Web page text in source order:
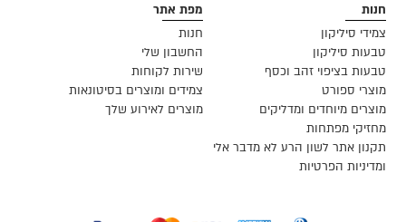
חנות
צמידי סיליקון
טבעות סיליקון
טבעות בציפוי זהב וכסף
מוצרי ספורט
מוצרים מיוחדים ומדליקים
מחזיקי מפתחות
תקנון אתר לשון הרע לא מדבר אלי
ומדיניות הפרטיות
מפת אתר
חנות
החשבון שלי
שירות לקוחות
צמידים ומוצרים בסיטונאות
מוצרים לאירוע שלך